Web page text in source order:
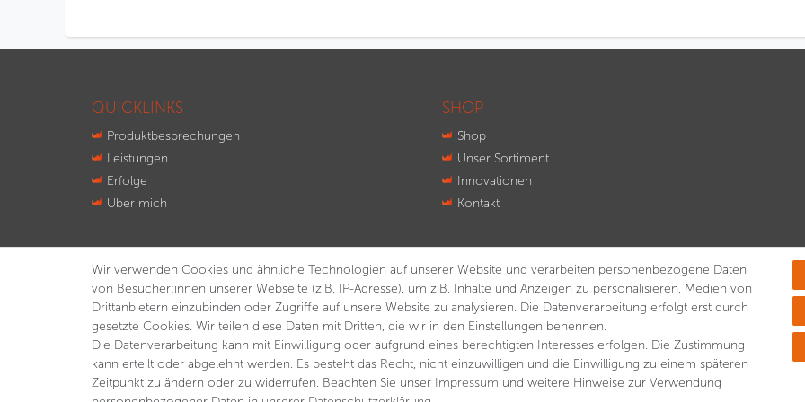
QUICKLINKS
Produktbesprechungen
Leistungen
Erfolge
Über mich
SHOP
Shop
Unser Sortiment
Innovationen
Kontakt
Wir verwenden Cookies und ähnliche Technologien auf unserer Website und verarbeiten personenbezogene Daten
von Besucher:innen unserer Webseite (z.B. IP-Adresse), um z.B. Inhalte und Anzeigen zu personalisieren, Medien von
Drittanbietern einzubinden oder Zugriffe auf unsere Website zu analysieren. Die Datenverarbeitung erfolgt erst durch
gesetzte Cookies. Wir teilen diese Daten mit Dritten, die wir in den Einstellungen benennen.
Die Datenverarbeitung kann mit Einwilligung oder aufgrund eines berechtigten Interesses erfolgen. Die Zustimmung
kann erteilt oder abgelehnt werden. Es besteht das Recht, nicht einzuwilligen und die Einwilligung zu einem späteren
Zeitpunkt zu ändern oder zu widerrufen. Beachten Sie unser Impressum und weitere Hinweise zur Verwendung